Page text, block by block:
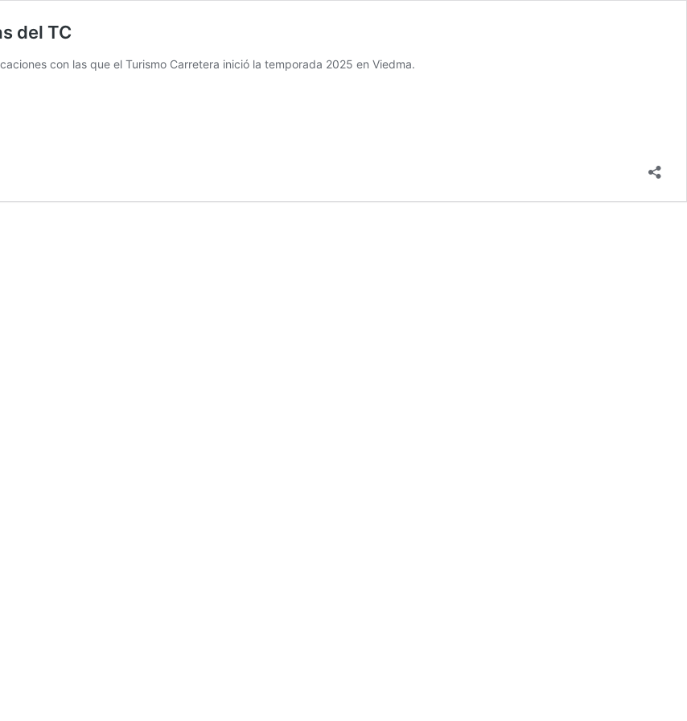
del TC
con las que el Turismo Carretera inició la temporada 2025 en Viedma.